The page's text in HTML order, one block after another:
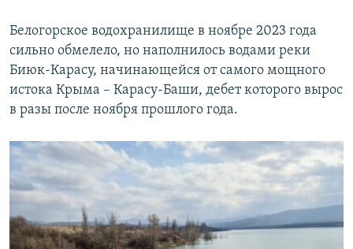
УКРАИНСКАЯ ПРОБЛЕМА КРЫМА
Все сайты RFE/RL
Белогорское водохранилище в ноябре 2023 года
сильно обмелело, но наполнилось водами реки
Биюк-Карасу, начинающейся от самого мощного
истока Крыма – Карасу-Баши, дебет которого вырос
в разы после ноября прошлого года.